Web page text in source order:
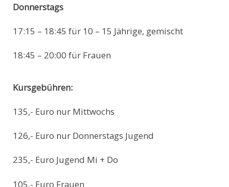
Donnerstags
17:15 – 18:45 für 10 – 15 Jährige, gemischt
18:45 – 20:00 für Frauen
Kursgebühren:
135,- Euro nur Mittwochs
126,- Euro nur Donnerstags Jugend
235,- Euro Jugend Mi + Do
105,- Euro Frauen